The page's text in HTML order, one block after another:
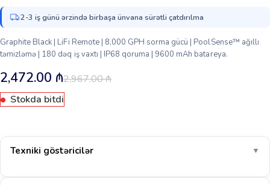
2-3 iş günü ərzində birbaşa ünvana sürətli çatdırılma
Graphite Black | LiFi Remote | 8,000 GPH sorma gücü | PoolSense™ ağıllı
təmizləmə | 180 dəq iş vaxtı | IP68 qoruma | 9600 mAh batareya.
2,967.00₼
2,472.00 ₼
Stokda bitdi
Texniki göstəricilər ▼